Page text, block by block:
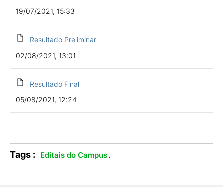
19/07/2021, 15:33
Resultado Preliminar
02/08/2021, 13:01
Resultado Final
05/08/2021, 12:24
Tags : Editais do Campus.